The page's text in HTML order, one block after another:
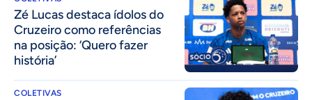
Zé Lucas destaca ídolos do
Cruzeiro como referências
na posição: ‘Quero fazer
história’
COLETIVAS